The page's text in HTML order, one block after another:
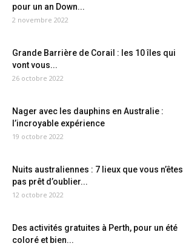
pour un an Down...
2 novembre 2022
Grande Barrière de Corail : les 10 îles qui
vont vous...
26 octobre 2022
Nager avec les dauphins en Australie :
l’incroyable expérience
19 octobre 2022
Nuits australiennes : 7 lieux que vous n’êtes
pas prêt d’oublier...
12 octobre 2022
Des activités gratuites à Perth, pour un été
coloré et bien...